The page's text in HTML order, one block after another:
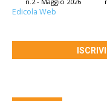
Edicola Web